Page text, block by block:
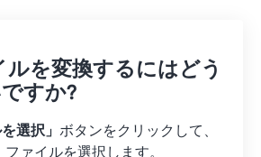
ルを変換するにはどう
すか?
選択」 ボタンをクリックして、
ァイルを選択します。